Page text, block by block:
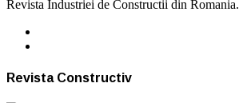
Revista Industriei de Constructii din Romania.
Revista Constructiv